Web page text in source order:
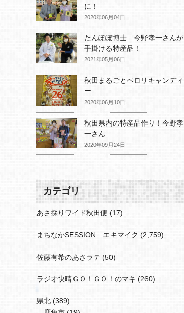
に！
2020年06月04日
たんぽぽ博士 今野孝一さんが
手掛ける特産品！
2021年05月06日
秋田まるごとペロリキャンディ
ー
2020年06月10日
秋田県内の特産品作り！今野孝
一さん
2020年09月24日
カテゴリ
あさ採りワイド秋田便 (17)
まちなかSESSION エキマイク (2,759)
佐藤有希のあさラテ (50)
ラジオ快晴ＧＯ！ＧＯ！のマキ (260)
県北 (389)